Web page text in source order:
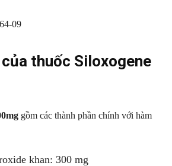
09
thuốc Siloxogene
gồm các thành phần chính với hàm
khan: 300 mg